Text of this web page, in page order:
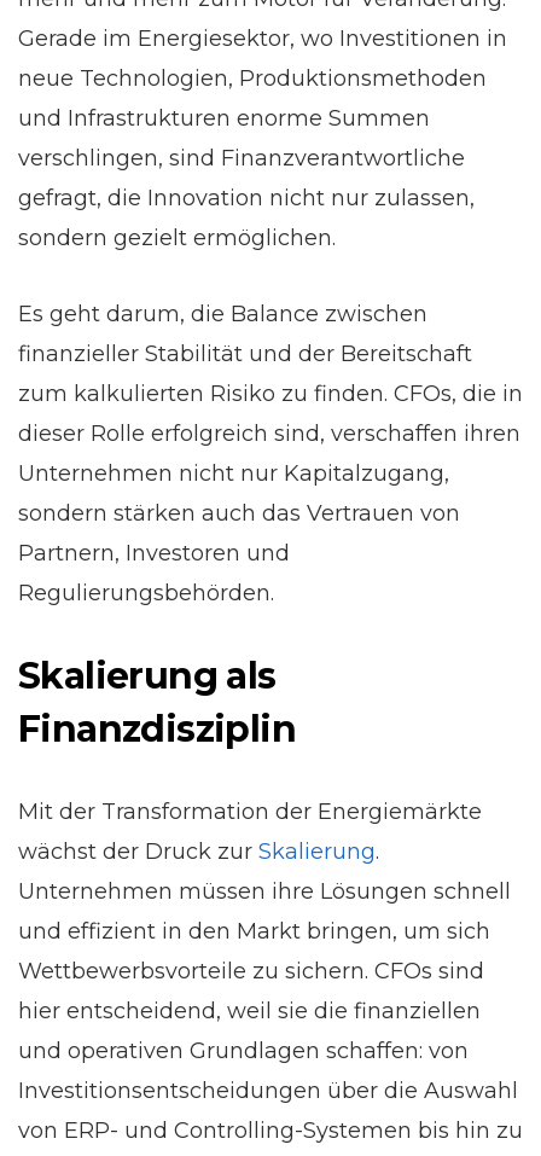
Gerade im Energiesektor, wo Investitionen in
neue Technologien, Produktionsmethoden
und Infrastrukturen enorme Summen
verschlingen, sind Finanzverantwortliche
gefragt, die Innovation nicht nur zulassen,
sondern gezielt ermöglichen.
Es geht darum, die Balance zwischen
finanzieller Stabilität und der Bereitschaft
zum kalkulierten Risiko zu finden. CFOs, die in
dieser Rolle erfolgreich sind, verschaffen ihren
Unternehmen nicht nur Kapitalzugang,
sondern stärken auch das Vertrauen von
Partnern, Investoren und
Regulierungsbehörden.
Skalierung als
Finanzdisziplin
Mit der Transformation der Energiemärkte
wächst der Druck zur Skalierung.
Unternehmen müssen ihre Lösungen schnell
und effizient in den Markt bringen, um sich
Wettbewerbsvorteile zu sichern. CFOs sind
hier entscheidend, weil sie die finanziellen
und operativen Grundlagen schaffen: von
Investitionsentscheidungen über die Auswahl
von ERP- und Controlling-Systemen bis hin zu